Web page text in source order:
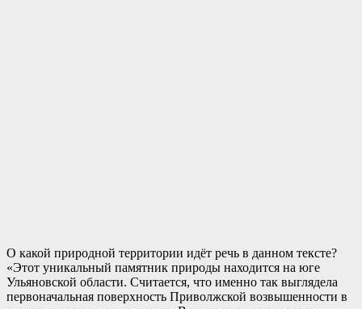
О какой природной территории идёт речь в данном тексте?
«Этот уникальный памятник природы находится на юге
Ульяновской области. Считается, что именно так выглядела
первоначальная поверхность Приволжской возвышенности в